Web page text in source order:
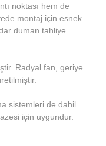
noktası hem de
montaj için esnek
duman tahliye
Radyal fan, geriye
sistemleri de dahil
için uygundur.